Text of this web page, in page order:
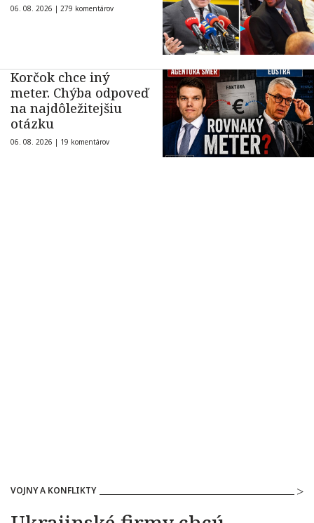
06. 08. 2026 | 279 komentárov
Korčok chce iný
meter. Chýba odpoveď
na najdôležitejšiu
otázku
06. 08. 2026 | 19 komentárov
VOJNY A KONFLIKTY